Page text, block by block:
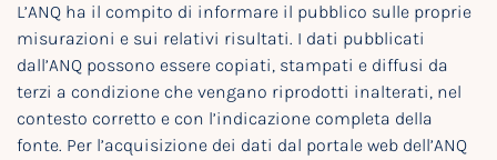
L’ANQ ha il compito di informare il pubblico sulle proprie
misurazioni e sui relativi risultati. I dati pubblicati
dall’ANQ possono essere copiati, stampati e diffusi da
terzi a condizione che vengano riprodotti inalterati, nel
contesto corretto e con l’indicazione completa della
fonte. Per l’acquisizione dei dati dal portale web dell’ANQ